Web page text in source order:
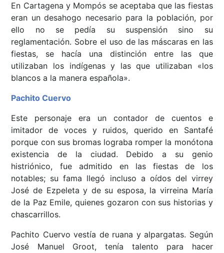
En Cartagena y Mompós se aceptaba que las fiestas
eran un desahogo necesario para la población, por
ello no se pedía su suspensión sino su
reglamentación. Sobre el uso de las máscaras en las
fiestas, se hacía una distinción entre las que
utilizaban los indígenas y las que utilizaban «los
blancos a la manera española».
Pachito Cuervo
Este personaje era un contador de cuentos e
imitador de voces y ruidos, querido en Santafé
porque con sus bromas lograba romper la monótona
existencia de la ciudad. Debido a su genio
histriónico, fue admitido en las fiestas de los
notables; su fama llegó incluso a oídos del virrey
José de Ezpeleta y de su esposa, la virreina María
de la Paz Emile, quienes gozaron con sus historias y
chascarrillos.
Pachito Cuervo vestía de ruana y alpargatas. Según
José Manuel Groot, tenía talento para hacer